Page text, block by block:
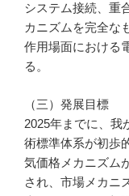
システム接続、重
カニズムを完全な
作用場面における
る。
（三）発展目標
2025年までに、我
術標準体系が初歩
気価格メカニズム
され、市場メカニ